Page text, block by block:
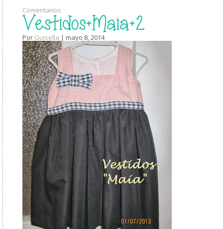
Comentarios
Vestidos+Maia+2
Por Guisella | mayo 8, 2014